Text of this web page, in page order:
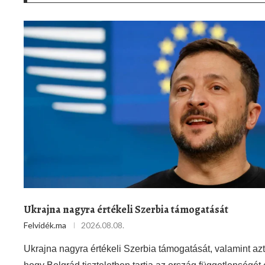
Ukrajna nagyra értékeli Szerbia támogatását
Felvidék.ma 2026.08.08.
Ukrajna nagyra értékeli Szerbia támogatását, valamint